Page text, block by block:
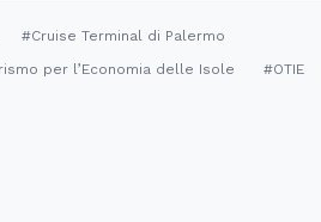
#Cruise Terminal di Palermo
per l’Economia delle Isole #OTIE